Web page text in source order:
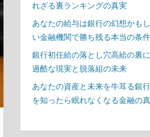
れざる裏ランキングの真実
あなたの給与は銀行の幻想かも
い金融機関で勝ち残る本当の条件
銀行初任給の落とし穴高給の裏
過酷な現実と脱落組の未来
あなたの資産と未来を牛耳る銀
を知ったら眠れなくなる金融の